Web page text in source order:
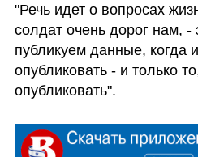
"Речь идет о вопросах
солдат очень дорог нам,
публикуем данные, когда
опубликовать - и только
опубликовать".